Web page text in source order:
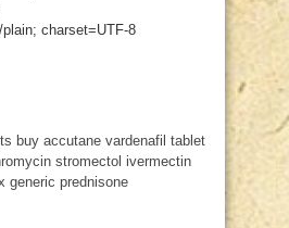
charset=UTF-8
buy accutane vardenafil tablet
stromectol ivermectin
generic prednisone